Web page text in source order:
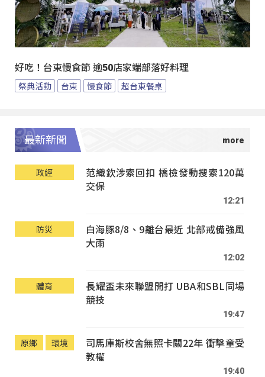
好吃！台東慢食節 逾50店家端部落好料理
祭典活動 台東 慢食節 超台東餐桌
最新新聞
政經
范織欽涉索回扣 橋檢發動搜索120萬
交保
12:21
防災
白海豚8/8、9離台最近 北部戒備強風
大雨
12:02
體育
長耀盃未來聯盟開打 UBA和SBL同場
競技
19:47
原鄉 環境
司馬庫斯校舍無照卡關22年 衝擊童受
教權
19:40